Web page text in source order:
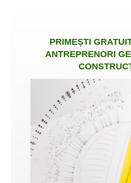
PRIMEȘTI
ANTREPRENORI